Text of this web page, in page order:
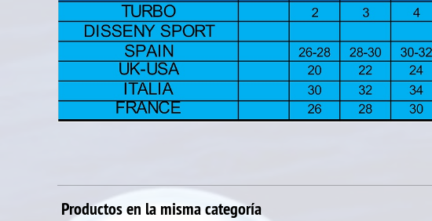
Productos en la misma categoría